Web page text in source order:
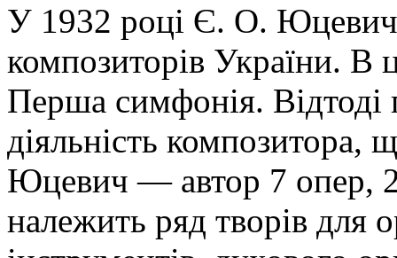
У 1932 році Є. О. Юцевич
композиторів України. В
Перша симфонія. Відтоді
діяльність композитора,
Юцевич — автор 7 опер,
належить ряд творів для